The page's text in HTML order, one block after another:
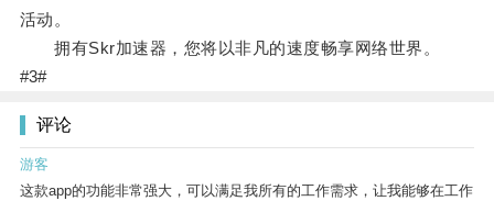
活动。
拥有Skr加速器，您将以非凡的速度畅享网络世界。
#3#
评论
游客
这款app的功能非常强大，可以满足我所有的工作需求，让我能够在工作